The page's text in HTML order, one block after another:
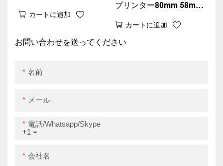
シートプリンター無料ダ
カートに追加
プリンター80mm 58mm
Order Sound Reminder
Recortion POS
カートに追加
お問い合わせを送ってください
名前
メール
+1
電話/whatsapp/skype
会社名